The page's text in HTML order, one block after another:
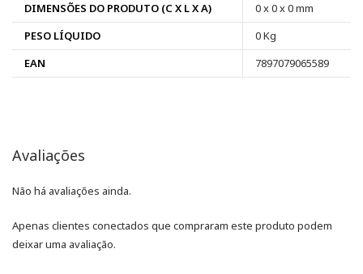
DIMENSÕES DO PRODUTO (C X L X A)
0 x 0 x 0 mm
PESO LÍQUIDO
0 Kg
EAN
7897079065589
Avaliações
Não há avaliações ainda.
Apenas clientes conectados que compraram este produto podem
deixar uma avaliação.